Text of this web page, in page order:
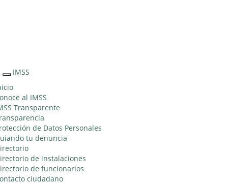
Interruptor
de
Navegación
IMSS
al IMSS
Transparente
de Datos Personales
tu denuncia
de instalaciones
de funcionarios
ciudadano